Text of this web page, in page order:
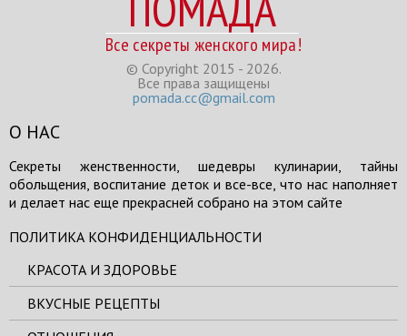
Все секреты женского мира!
© Copyright 2015 - 2026.
Все права защищены
pomada.cc@gmail.com
О НАС
Секреты женственности, шедевры кулинарии, тайны
обольщения, воспитание деток и все-все, что нас наполняет
и делает нас еще прекрасней собрано на этом сайте
ПОЛИТИКА КОНФИДЕНЦИАЛЬНОСТИ
КРАСОТА И ЗДОРОВЬЕ
ВКУСНЫЕ РЕЦЕПТЫ